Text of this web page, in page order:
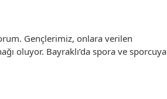
Gençlerimiz, onlara verilen
oluyor. Bayraklı’da spora ve sporcuya